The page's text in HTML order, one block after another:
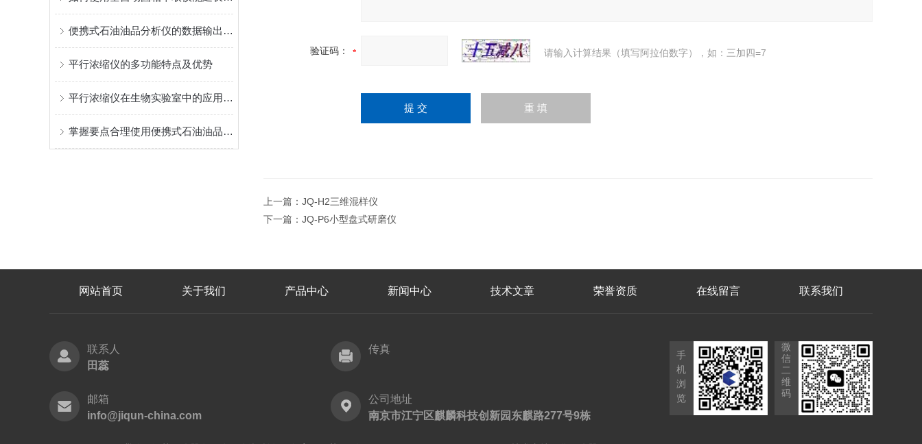
便携式石油油品分析仪的数据输出方式有哪些？
平行浓缩仪的多功能特点及优势
平行浓缩仪在生物实验室中的应用案例
掌握要点合理使用便携式石油油品分析仪
验证码： 请输入计算结果（填写阿拉伯数字），如：三加四=7
上一篇： JQ-H2三维混样仪
下一篇： JQ-P6小型盘式研磨仪
网站首页 关于我们 产品中心 新闻中心 技术文章 荣誉资质 在线留言 联系我们
联系人
田蕊
传真
邮箱
info@jiqun-china.com
公司地址
南京市江宁区麒麟科技创新园东麒路277号9栋
手
机
浏
览
微
信
二
维
码